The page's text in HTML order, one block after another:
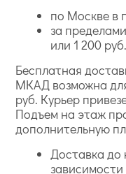
по Москве в
за
или 1 200
Бесплатная
МКАД возможна
руб. Курьер
Подъем на этаж
дополнительную
Доставка до